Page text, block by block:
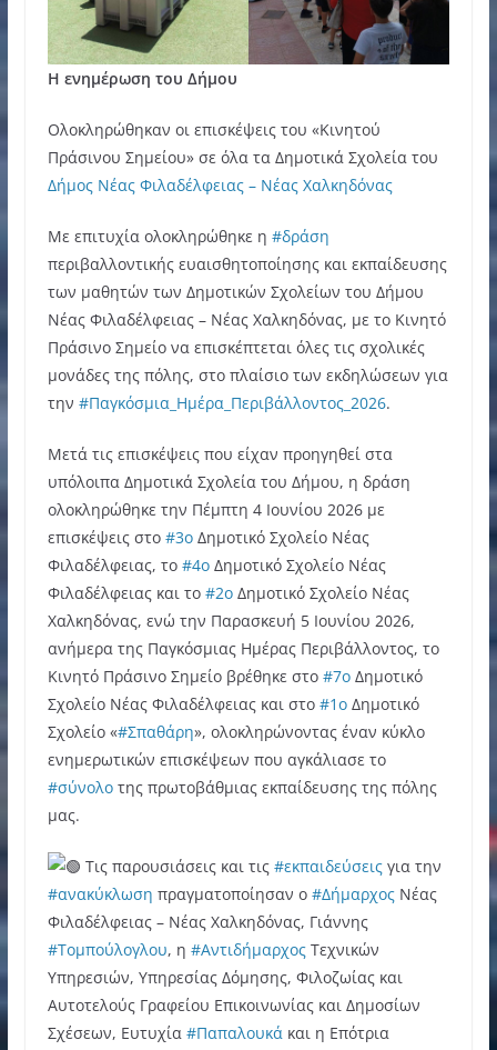
Η ενημέρωση του Δήμου
Ολοκληρώθηκαν οι επισκέψεις του «Κινητού
Πράσινου Σημείου» σε όλα τα Δημοτικά Σχολεία του
Δήμος Νέας Φιλαδέλφειας – Νέας Χαλκηδόνας
Με επιτυχία ολοκληρώθηκε η #δράση
περιβαλλοντικής ευαισθητοποίησης και εκπαίδευσης
των μαθητών των Δημοτικών Σχολείων του Δήμου
Νέας Φιλαδέλφειας – Νέας Χαλκηδόνας, με το Κινητό
Πράσινο Σημείο να επισκέπτεται όλες τις σχολικές
μονάδες της πόλης, στο πλαίσιο των εκδηλώσεων για
την #Παγκόσμια_Ημέρα_Περιβάλλοντος_2026.
Μετά τις επισκέψεις που είχαν προηγηθεί στα
υπόλοιπα Δημοτικά Σχολεία του Δήμου, η δράση
ολοκληρώθηκε την Πέμπτη 4 Ιουνίου 2026 με
επισκέψεις στο #3οΔημοτικό Σχολείο Νέας
Φιλαδέλφειας, το #4οΔημοτικό Σχολείο Νέας
Φιλαδέλφειας και το #2οΔημοτικό Σχολείο Νέας
Χαλκηδόνας, ενώ την Παρασκευή 5 Ιουνίου 2026,
ανήμερα της Παγκόσμιας Ημέρας Περιβάλλοντος, το
Κινητό Πράσινο Σημείο βρέθηκε στο #7οΔημοτικό
Σχολείο Νέας Φιλαδέλφειας και στο #1οΔημοτικό
Σχολείο «#Σπαθάρη», ολοκληρώνοντας έναν κύκλο
ενημερωτικών επισκέψεων που αγκάλιασε το
#σύνολοτης πρωτοβάθμιας εκπαίδευσης της πόλης
μας.
Τις παρουσιάσεις και τις #εκπαιδεύσειςγια την
#ανακύκλωση πραγματοποίησαν ο #ΔήμαρχοςΝέας
Φιλαδέλφειας – Νέας Χαλκηδόνας, Γιάννης
#Τομπούλογλου, η #ΑντιδήμαρχοςΤεχνικών
Υπηρεσιών, Υπηρεσίας Δόμησης, Φιλοζωίας και
Αυτοτελούς Γραφείου Επικοινωνίας και Δημοσίων
Σχέσεων, Ευτυχία #Παπαλουκά και η Επότρια